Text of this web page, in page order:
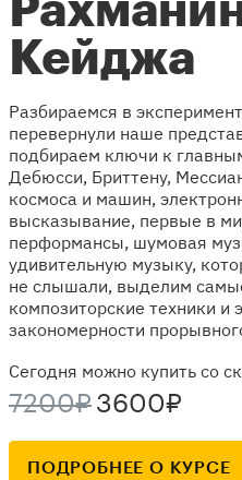
Кейджа
Разбираемся в
перевернули наше
подбираем ключи к
Дебюсси, Бриттену,
космоса и машин,
высказывание, первые в
перформансы, шумовая
удивительную музыку,
не слышали, выделим
композиторские техники и
закономерности
Сегодня можно купить со
7200₽ 3600₽
ПОДРОБНЕЕ О КУРСЕ